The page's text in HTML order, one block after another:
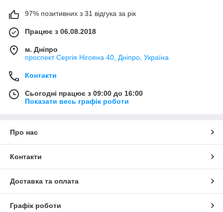
97% позитивних з 31 відгука за рік
Працює з 06.08.2018
м. Дніпро
проспект Сергія Нігояна 40, Дніпро, Україна
Контакти
Сьогодні працює з 09:00 до 16:00
Показати весь графік роботи
Про нас
Контакти
Доставка та оплата
Графік роботи